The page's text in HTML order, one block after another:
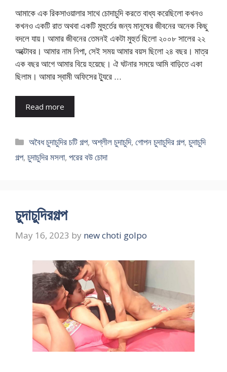
আমাকে এক রিকসাওয়ালার সাথে চোদাচুদি করতে বাধ্য করেছিলো কখনও
কখনও একটি রাত অথবা একটি মুহুর্তের জন্য মানুষের জীবনের অনেক কিছু
বদলে যায়। আমার জীবনের তেমনই একটা মুহুর্ত ছিলো ২০০৮ সালের ২২
অক্টোবর। আমার নাম নিপা, সেই সময় আমার বয়স ছিলো ২৪ বছর। মাত্র
এক বছর আগে আমার বিয়ে হয়েছে। ঐ ঘটনার সময়ে আমি বাড়িতে একা
ছিলাম। আমার স্বামী অফিসের ট্যুরে …
Read more
Categories
অবৈধ চুদাচুদির চটি গল্প,অশ্লীল চুদাচুদি,গোপন চুদাচুদির গল্প,চুদাচুদি
গল্প, চুদাচুদির মসলা, পরের বউ চোদা
চুদাচুদিরগল্প
May 16, 2023 by new choti golpo